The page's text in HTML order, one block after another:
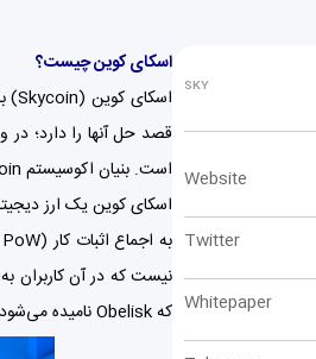
SKY
Website
Twitter
Whitepaper
اسکای کوین چیست؟
است. بنیان اکوسیستم Skycoin با Skywire آغاز می‌شود.
که Obelisk نامیده می‌شود.